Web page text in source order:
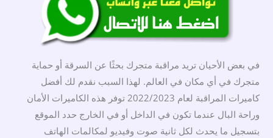
في بعض الأحيان تريد مراقبة متجرك بحثًا عن السرقة أو حماية
متجرك في أي مكان في العالم. لهذا السبب نقدم لك أفضل
كاميرات المراقبة لعام 2022/2023 توفر هذه الكاميرات الأمان
وراحة البال عندما تكون في الداخل أو في الخارج حدد الموقع
بتسجيل ما يحدث لكل ثانية صوت وفيديو لمكالمات الهاتف